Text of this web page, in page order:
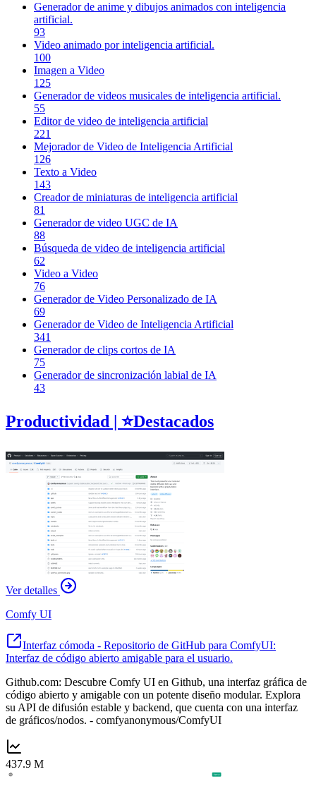
Generador de anime y dibujos animados con inteligencia
artificial.
93
Video animado por inteligencia artificial.
100
Imagen a Video
125
Generador de videos musicales de inteligencia artificial.
55
Editor de video de inteligencia artificial
221
Mejorador de Video de Inteligencia Artificial
126
Texto a Video
143
Creador de miniaturas de inteligencia artificial
81
Generador de video UGC de IA
88
Búsqueda de video de inteligencia artificial
62
Video a Video
76
Generador de Video Personalizado de IA
69
Generador de Video de Inteligencia Artificial
341
Generador de clips cortos de IA
75
Generador de sincronización labial de IA
43
Productividad | ⭐️Destacados
Ver detalles
Comfy UI
Interfaz cómoda - Repositorio de GitHub para ComfyUI:
Interfaz de código abierto amigable para el usuario.
Github.com: Descubre Comfy UI en Github, una interfaz gráfica de
código abierto y amigable con un potente diseño modular. Explora
su API de difusión estable y backend, que cuenta con una interfaz
de gráficos/nodos. - comfyanonymous/ComfyUI
437.9 M